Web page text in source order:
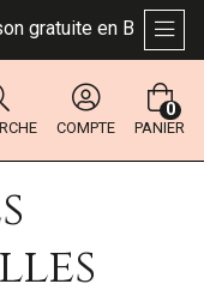
gratuite en
COMPTE PANIER
0